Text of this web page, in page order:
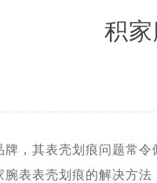
虹桥路3号港汇中心2座37
积
其表壳划痕问题常令
表表壳划痕的解决方法